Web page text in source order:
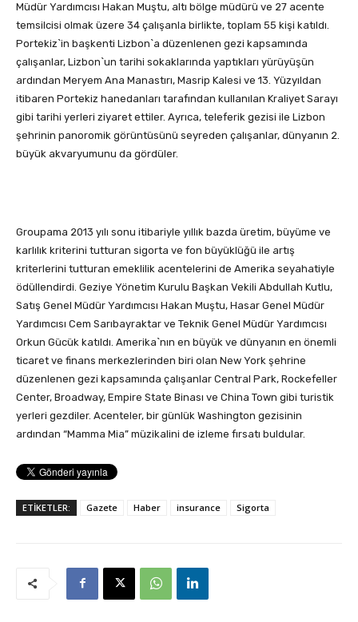
Müdür Yardımcısı Hakan Muştu, altı bölge müdürü ve 27 acente
temsilcisi olmak üzere 34 çalışanla birlikte, toplam 55 kişi katıldı.
Portekiz`in başkenti Lizbon`a düzenlenen gezi kapsamında
çalışanlar, Lizbon`un tarihi sokaklarında yaptıkları yürüyüşün
ardından Meryem Ana Manastırı, Masrip Kalesi ve 13. Yüzyıldan
itibaren Portekiz hanedanları tarafından kullanılan Kraliyet Sarayı
gibi tarihi yerleri ziyaret ettiler. Ayrıca, teleferik gezisi ile Lizbon
şehrinin panoromik görüntüsünü seyreden çalışanlar, dünyanın 2.
büyük akvaryumunu da gördüler.
Groupama 2013 yılı sonu itibariyle yıllık bazda üretim, büyüme ve
karlılık kriterini tutturan sigorta ve fon büyüklüğü ile artış
kriterlerini tutturan emeklilik acentelerini de Amerika seyahatiyle
ödüllendirdi. Geziye Yönetim Kurulu Başkan Vekili Abdullah Kutlu,
Satış Genel Müdür Yardımcısı Hakan Muştu, Hasar Genel Müdür
Yardımcısı Cem Sarıbayraktar ve Teknik Genel Müdür Yardımcısı
Orkun Gücük katıldı. Amerika`nın en büyük ve dünyanın en önemli
ticaret ve finans merkezlerinden biri olan New York şehrine
düzenlenen gezi kapsamında çalışanlar Central Park, Rockefeller
Center, Broadway, Empire State Binası ve China Town gibi turistik
yerleri gezdiler. Acenteler, bir günlük Washington gezisinin
ardından “Mamma Mia” müzikalini de izleme fırsatı buldular.
ETİKETLER: Gazete Haber insurance Sigorta